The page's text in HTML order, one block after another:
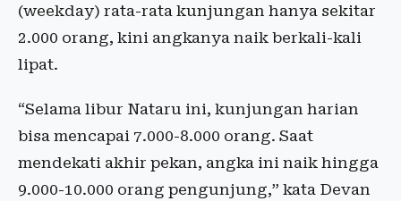
(weekday) rata-rata kunjungan hanya sekitar
2.000 orang, kini angkanya naik berkali-kali
lipat.
“Selama libur Nataru ini, kunjungan harian
bisa mencapai 7.000-8.000 orang. Saat
mendekati akhir pekan, angka ini naik hingga
9.000-10.000 orang pengunjung,” kata Devan